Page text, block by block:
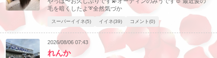
毛を暗くしたよ➰全然気づか
スーパーイイネ(5) イイネ(39) コメント(0)
2026/08/06 07:43
れんか